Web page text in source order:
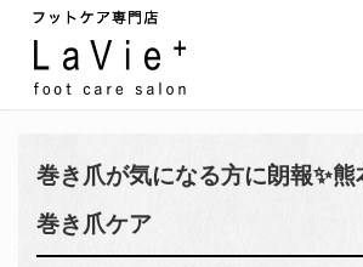
巻き爪が気になる方に朗報✨熊
巻き爪ケア